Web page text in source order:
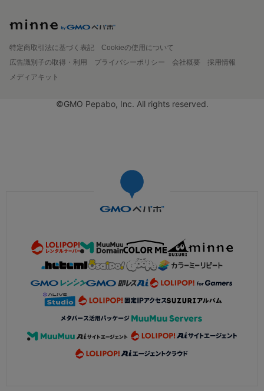
特定商取引法に基づく表記
Cookieの使用について
広告識別子の取得・利用
プライバシーポリシー 会社概要
採用情報
メディアキット
©GMO Pepabo, Inc. All rights reserved.